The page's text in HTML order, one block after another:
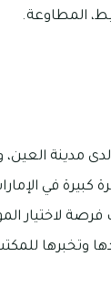
المطاوعة.
مدينة
في
لاختيار
وتخبرها